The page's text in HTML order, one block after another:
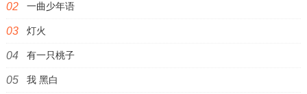
一曲少年语
灯火
有一只桃子
我 黑白